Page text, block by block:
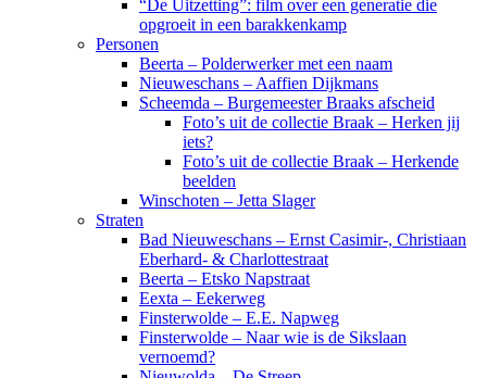
“De Uitzetting”: film over een generatie die
opgroeit in een barakkenkamp
Personen
Beerta – Polderwerker met een naam
Nieuweschans – Aaffien Dijkmans
Scheemda – Burgemeester Braaks afscheid
Foto’s uit de collectie Braak – Herken jij
iets?
Foto’s uit de collectie Braak – Herkende
beelden
Winschoten – Jetta Slager
Straten
Bad Nieuweschans – Ernst Casimir-, Christiaan
Eberhard- & Charlottestraat
Beerta – Etsko Napstraat
Eexta – Eekerweg
Finsterwolde – E.E. Napweg
Finsterwolde – Naar wie is de Sikslaan
vernoemd?